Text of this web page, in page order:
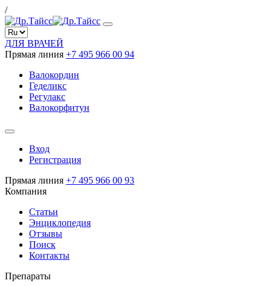
/
ДЛЯ ВРАЧЕЙ
Прямая линия +7 495 966 00 94
Валокордин
Геделикс
Регулакс
Валокорфитун
Вход
Регистрация
Прямая линия +7 495 966 00 93
Компания
Статьи
Энциклопедия
Отзывы
Поиск
Контакты
Препараты